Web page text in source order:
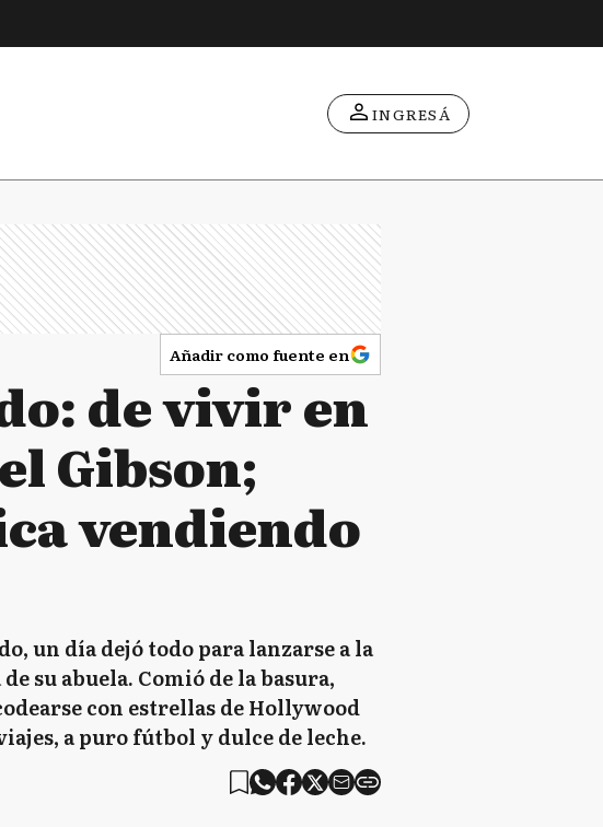
INGRESÁ
Añadir como fuente en
de vivir en
Gibson;
vendiendo
un día dejó todo para lanzarse a la
su abuela. Comió de la basura,
con estrellas de Hollywood
a puro fútbol y dulce de leche.